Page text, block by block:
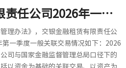
交银金融租赁有限责任公司2026年一季度一般关联交易情况
理办法》，交银金融租赁有限责任公
一季度一般关联交易情况如下：2026
司与国家金融监督管理总局口径下的
以资金为基础的关联交易、以资产为